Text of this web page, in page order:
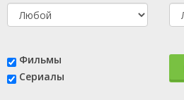
Фильмы
Сериалы